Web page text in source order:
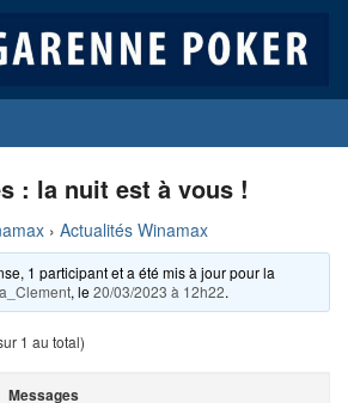
Colombes (92250)
: la nuit est à vous !
› Actualités Winamax
1 participant et a été mis à jour pour la
, le20/03/2023 à 12h22.
1 au total)
Messages